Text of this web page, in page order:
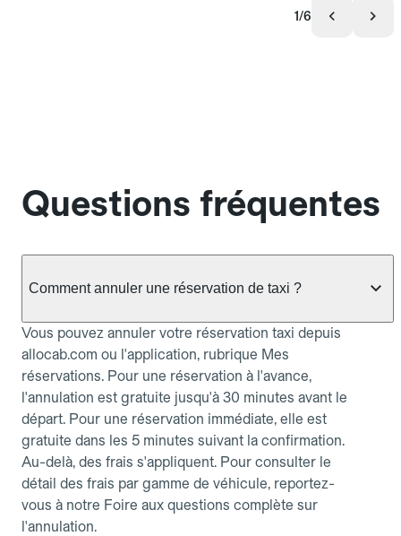
1/6
Questions fréquentes
Comment annuler une réservation de taxi ?
Vous pouvez annuler votre réservation taxi depuis
allocab.com ou l'application, rubrique Mes
réservations. Pour une réservation à l'avance,
l'annulation est gratuite jusqu'à 30 minutes avant le
départ. Pour une réservation immédiate, elle est
gratuite dans les 5 minutes suivant la confirmation.
Au-delà, des frais s'appliquent. Pour consulter le
détail des frais par gamme de véhicule, reportez-
vous à notre Foire aux questions complète sur
l'annulation.